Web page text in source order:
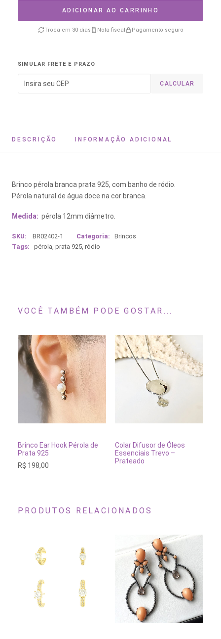
ADICIONAR AO CARRINHO
Troca em 30 dias Nota fiscal Pagamento seguro
SIMULAR FRETE E PRAZO
CALCULAR
DESCRIÇÃO INFORMAÇÃO ADICIONAL
Brinco pérola branca prata 925, com banho de ródio.
Pérola natural de água doce na cor branca.
Medida: pérola 12mm diâmetro.
SKU: BR02402-1 Categoria:
Brincos
Tags:
pérola, prata 925, ródio
VOCÊ TAMBÉM PODE GOSTAR...
ESGOTADO
Brinco Ear Hook Pérola de
Prata 925
R$ 198,00
ESGOTADO
Colar Difusor de Óleos
Essenciais Trevo –
Prateado
PRODUTOS RELACIONADOS